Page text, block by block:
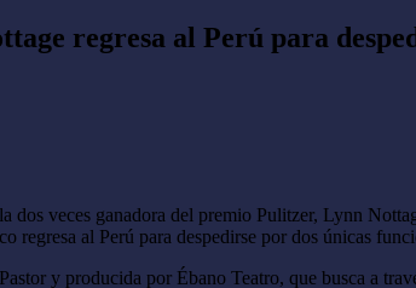
regresa al Perú para
dos veces ganadora del premio Pulitzer, Lynn
regresa al Perú para despedirse por dos únicas
y producida por Ébano Teatro, que busca a